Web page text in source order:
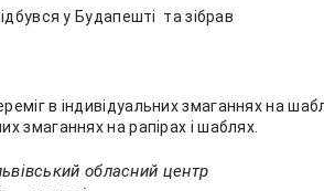
у Будапешті та зібрав
в індивідуальних змаганнях на
змаганнях на рапірах і шаблях.
обласний центр